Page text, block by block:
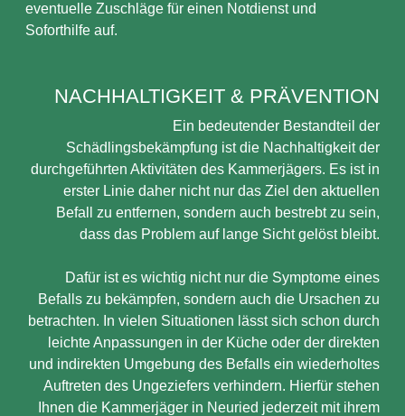
eventuelle Zuschläge für einen Notdienst und
Soforthilfe auf.
NACHHALTIGKEIT & PRÄVENTION
Ein bedeutender Bestandteil der
Schädlingsbekämpfung ist die Nachhaltigkeit der
durchgeführten Aktivitäten des Kammerjägers. Es ist in
erster Linie daher nicht nur das Ziel den aktuellen
Befall zu entfernen, sondern auch bestrebt zu sein,
dass das Problem auf lange Sicht gelöst bleibt.
Dafür ist es wichtig nicht nur die Symptome eines
Befalls zu bekämpfen, sondern auch die Ursachen zu
betrachten. In vielen Situationen lässt sich schon durch
leichte Anpassungen in der Küche oder der direkten
und indirekten Umgebung des Befalls ein wiederholtes
Auftreten des Ungeziefers verhindern. Hierfür stehen
Ihnen die Kammerjäger in Neuried jederzeit mit ihrem